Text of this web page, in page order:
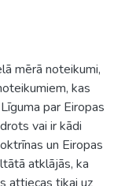
mērā noteikumi,
kas
par Eiropas
vai ir kādi
un Eiropas
atklājās, ka